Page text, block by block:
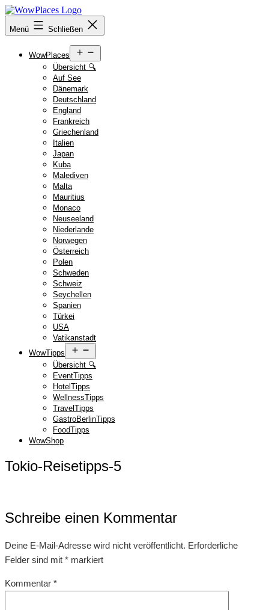
Zum
Inhalt
springen
Reiseblog
WowPlaces.de
Menü Schließen
WowPlaces
öffnen
Übersicht 🔍
Auf See
Dänemark
Deutschland
England
Frankreich
Griechenland
Italien
Japan
Kuba
Malediven
Malta
Mauritius
Monaco
Neuseeland
Niederlande
Norwegen
Österreich
Polen
Schweden
Schweiz
Seychellen
Spanien
Türkei
USA
Vatikanstadt
WowTipps
öffnen
Übersicht 🔍
EventTipps
HotelTipps
WellnessTipps
TravelTipps
GastroBerlinTipps
FoodTipps
WowShop
Tokio-Reisetipps-5
Schreibe einen Kommentar
Deine E-Mail-Adresse wird nicht veröffentlicht. Erforderliche
Felder sind mit * markiert
Kommentar *